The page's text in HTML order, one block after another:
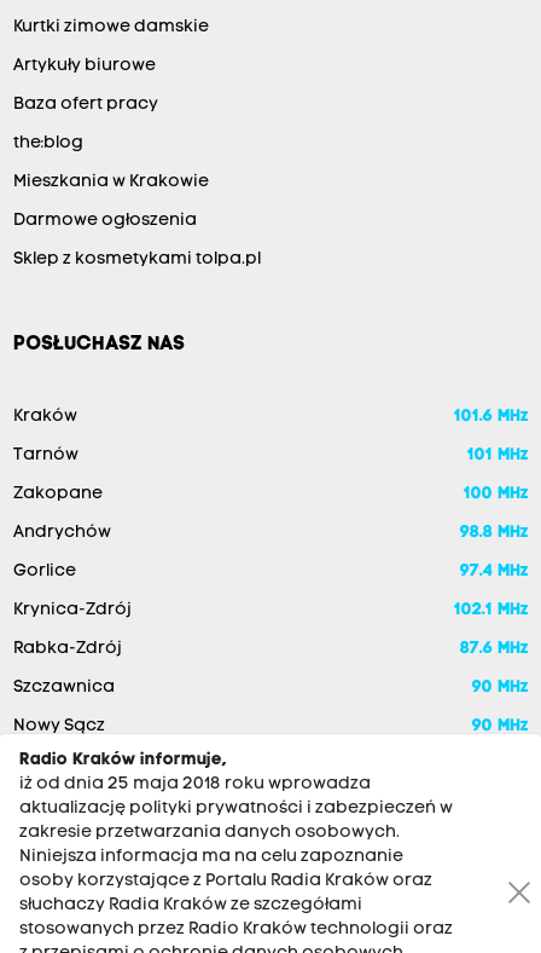
Kurtki zimowe damskie
Artykuły biurowe
Baza ofert pracy
the:blog
Mieszkania w Krakowie
Darmowe ogłoszenia
Sklep z kosmetykami tolpa.pl
POSŁUCHASZ NAS
Kraków 101.6 MHz
Tarnów 101 MHz
Zakopane 100 MHz
Andrychów 98.8 MHz
Gorlice 97.4 MHz
Krynica-Zdrój 102.1 MHz
Rabka-Zdrój 87.6 MHz
Szczawnica 90 MHz
Nowy Sącz 90 MHz
RADIO KRAKÓW SA. Aleja Juliusza Słowackiego 22, 30-007
Radio Kraków informuje,
iż od dnia 25 maja 2018 roku wprowadza
aktualizację polityki prywatności i zabezpieczeń w
zakresie przetwarzania danych osobowych.
Niniejsza informacja ma na celu zapoznanie
osoby korzystające z Portalu Radia Kraków oraz
słuchaczy Radia Kraków ze szczegółami
stosowanych przez Radio Kraków technologii oraz